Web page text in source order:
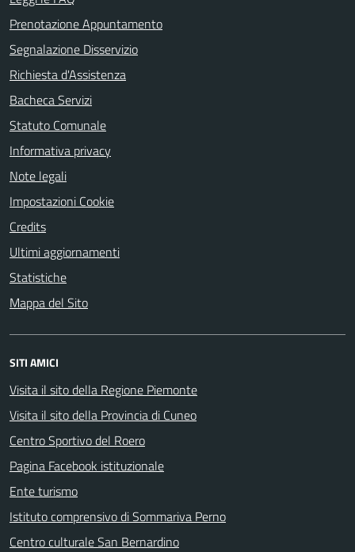
Prenotazione Appuntamento
Segnalazione Disservizio
Richiesta d'Assistenza
Bacheca Servizi
Statuto Comunale
Informativa privacy
Note legali
Impostazioni Cookie
Credits
Ultimi aggiornamenti
Statistiche
Mappa del Sito
SITI AMICI
Visita il sito della Regione Piemonte
Visita il sito della Provincia di Cuneo
Centro Sportivo del Roero
Pagina Facebook istituzionale
Ente turismo
Istituto comprensivo di Sommariva Perno
Centro culturale San Bernardino